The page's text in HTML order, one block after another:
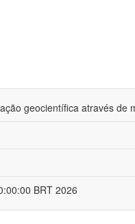
geocientífica através de
BRT 2026